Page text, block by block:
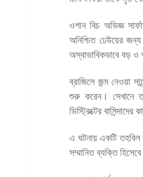
ওশান বিচ অভিজ্ঞ
অনিশ্চিত ঢেউয়ের
অস্বাভাবিকভাবে বড় ও
ব্রাজিলে জন্ম নেওয়া
শুরু করেন। সেখানে
ডিস্ট্রিক্টের
এ ঘটনায় একটি তহবিল
সম্মানিত ব্যক্তি